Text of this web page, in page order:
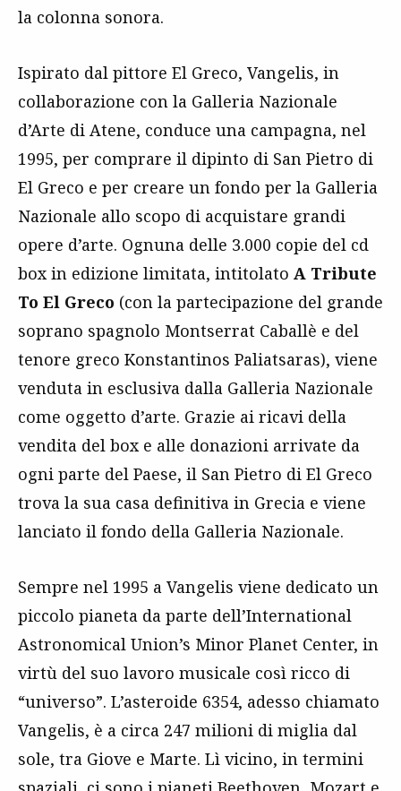
la colonna sonora.
Ispirato dal pittore El Greco, Vangelis, in
collaborazione con la Galleria Nazionale
d’Arte di Atene, conduce una campagna, nel
1995, per comprare il dipinto di San Pietro di
El Greco e per creare un fondo per la Galleria
Nazionale allo scopo di acquistare grandi
opere d’arte. Ognuna delle 3.000 copie del cd
box in edizione limitata, intitolato A Tribute
To El Greco (con la partecipazione del grande
soprano spagnolo Montserrat Caballè e del
tenore greco Konstantinos Paliatsaras), viene
venduta in esclusiva dalla Galleria Nazionale
come oggetto d’arte. Grazie ai ricavi della
vendita del box e alle donazioni arrivate da
ogni parte del Paese, il San Pietro di El Greco
trova la sua casa definitiva in Grecia e viene
lanciato il fondo della Galleria Nazionale.
Sempre nel 1995 a Vangelis viene dedicato un
piccolo pianeta da parte dell’International
Astronomical Union’s Minor Planet Center, in
virtù del suo lavoro musicale così ricco di
“universo”. L’asteroide 6354, adesso chiamato
Vangelis, è a circa 247 milioni di miglia dal
sole, tra Giove e Marte. Lì vicino, in termini